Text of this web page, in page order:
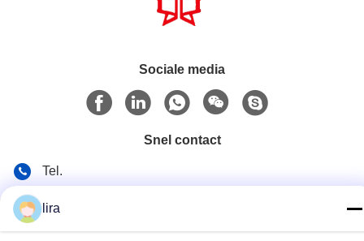
Sociale media
Snel contact
Tel.
E-mail
lira